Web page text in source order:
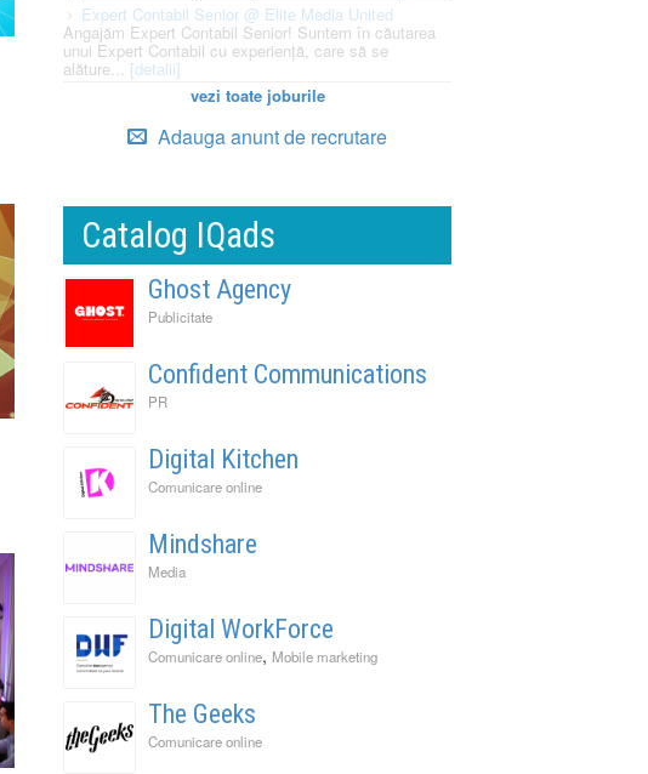
Expert Contabil Senior @ Elite Media United
Angajăm Expert Contabil Senior! Suntem în căutarea
unui Expert Contabil cu experiență, care să se
alăture... [detalii]
vezi toate joburile
Adauga anunt de recrutare
Catalog IQads
Ghost Agency
Publicitate
Confident Communications
PR
Digital Kitchen
Comunicare online
Mindshare
Media
Digital WorkForce
Comunicare online, Mobile marketing
The Geeks
Comunicare online